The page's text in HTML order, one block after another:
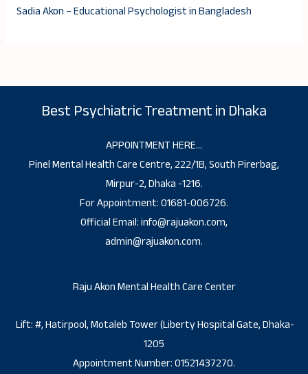
Sadia Akon – Educational Psychologist in Bangladesh
Best Psychiatric Treatment in Dhaka
APPOINTMENT HERE…
Pinel Mental Health Care Centre, 222/1B, South Pirerbag,
Mirpur-2, Dhaka -1216.
For Appointment: 01681-006726.
Official Email: info@rajuakon.com,
admin@rajuakon.com.
Raju Akon Mental Health Care Center
Lift: #, Hatirpool, Motaleb Tower (Liberty Hospital Gate, Dhaka-
1205
Appointment Number: 01521437270.